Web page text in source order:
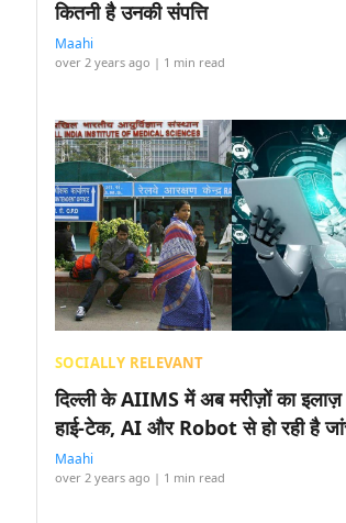
कितनी है उनकी संपत्ति
Maahi
over 2 years ago | 1 min read
SOCIALLY RELEVANT
दिल्ली के AIIMS में अब मरीज़ों का
हाई-टेक, AI और Robot से हो रही है
Maahi
over 2 years ago | 1 min read